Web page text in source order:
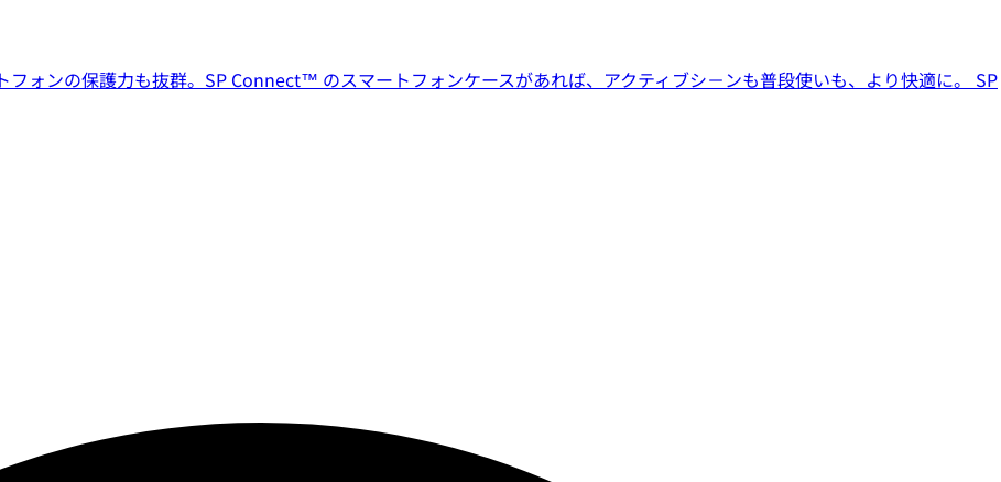
ォンの保護力も抜群。SP Connect™ のスマートフォンケースがあれば、アクティブシ－ンも普段使いも、より快適に。 SP